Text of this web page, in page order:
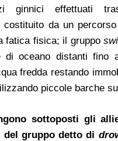
ginnici effettuati
da un
fatica fisica; il gruppo
oceano distanti fino
fredda restando
piccole barche
sottoposti gli
del gruppo detto di